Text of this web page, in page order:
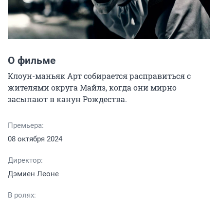
О фильме
Клоун-маньяк Арт собирается расправиться с
жителями округа Майлз, когда они мирно
засыпают в канун Рождества.
Премьера:
08 октября 2024
Директор:
Дэмиен Леоне
В ролях: